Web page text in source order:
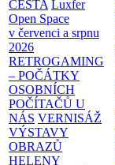
CESTA Luxfer
Open Space
v červenci a srpnu
2026
RETROGAMING
– POČÁTKY
OSOBNÍCH
POČÍTAČŮ U
NÁS VERNISÁŽ
VÝSTAVY
OBRAZŮ
HELENY